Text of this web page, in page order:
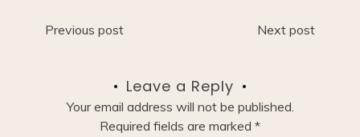
e
o
o
n
k
n
ai
l
ar
e
Post
Previous post Next post
Leave a Reply
Your email address will not be published.
Required fields are marked *